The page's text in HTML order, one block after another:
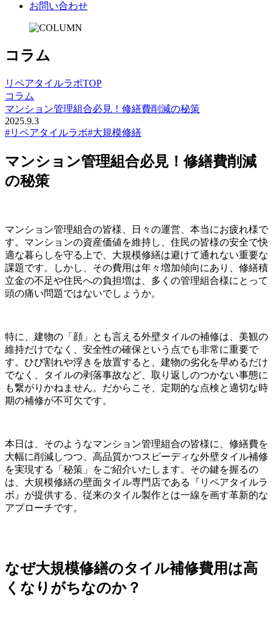
お問い合わせ
コ ラム
リペアタイルラボTOP
コラム
マンション管理組合必見！修繕費削減の秘策
2025.9.3
#リペアタイルラボ#大規模修繕
マンション管理組合必見！修繕費削減
の秘策
マンション管理組合の皆様、日々の運営、本当にお疲れ様で
す。マンションの資産価値を維持し、住民の皆様の安全で快
適な暮らしを守る上で、大規模修繕は避けて通れない重要な
課題です。しかし、その費用は年々増加傾向にあり、修繕積
立金の不足や住民への負担増は、多くの管理組合様にとって
頭の痛い問題ではないでしょうか。
特に、建物の「顔」とも言える外壁タイルの補修は、美観の
維持だけでなく、安全性の確保という点でも非常に重要で
す。ひび割れや浮きを放置すると、建物の劣化を早めるだけ
でなく、タイルの剥落事故など、取り返しのつかない事態に
も繋がりかねません。だからこそ、定期的な点検と適切な時
期の補修が不可欠です。
本日は、そのようなマンション管理組合の皆様に、修繕費を
大幅に削減しつつ、高品質かつスピーディな外壁タイル補修
を実現する「秘策」をご紹介いたします。その鍵を握るの
は、大規模修繕の壁面タイル専門店である『リペアタイルラ
ボ』が提供する、従来のタイル製作とは一線を画す革新的な
アプローチです。
なぜ大規模修繕のタイル補修費用は高
くなりがちなのか？